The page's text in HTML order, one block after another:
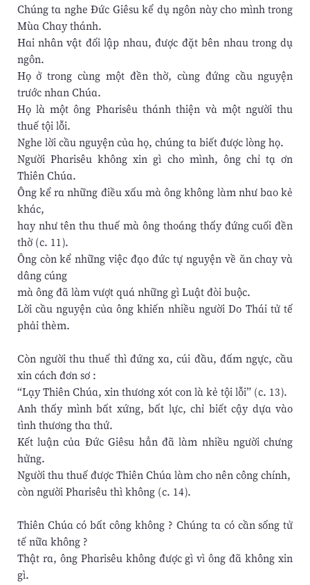
Chúng ta nghe Đức Giêsu kể dụ ngôn này cho mình trong
Mùa Chay thánh.
Hai nhân vật đối lập nhau, được đặt bên nhau trong dụ
ngôn.
Họ ở trong cùng một đền thờ, cùng đứng cầu nguyện
trước nhan Chúa.
Họ là một ông Pharisêu thánh thiện và một người thu
thuế tội lỗi.
Nghe lời cầu nguyện của họ, chúng ta biết được lòng họ.
Người Pharisêu không xin gì cho mình, ông chỉ tạ ơn
Thiên Chúa.
Ông kể ra những điều xấu mà ông không làm như bao kẻ
khác,
hay như tên thu thuế mà ông thoáng thấy đứng cuối đền
thờ (c. 11).
Ông còn kể những việc đạo đức tự nguyện về ăn chay và
dâng cúng
mà ông đã làm vượt quá những gì Luật đòi buộc.
Lời cầu nguyện của ông khiến nhiều người Do Thái tử tế
phải thèm.
Còn người thu thuế thì đứng xa, cúi đầu, đấm ngực, cầu
xin cách đơn sơ :
“Lạy Thiên Chúa, xin thương xót con là kẻ tội lỗi” (c. 13).
Anh thấy mình bất xứng, bất lực, chỉ biết cậy dựa vào
tình thương tha thứ.
Kết luận của Đức Giêsu hẳn đã làm nhiều người chưng
hửng.
Người thu thuế được Thiên Chúa làm cho nên công chính,
còn người Pharisêu thì không (c. 14).
Thiên Chúa có bất công không ? Chúng ta có cần sống tử
tế nữa không ?
Thật ra, ông Pharisêu không được gì vì ông đã không xin
gì.